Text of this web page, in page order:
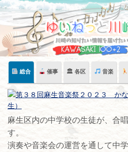
Skip
content
総合 催事 🏛 各区 音楽
麻生区内の中学校の生徒が、合
す。
演奏や音楽会の運営を通して中